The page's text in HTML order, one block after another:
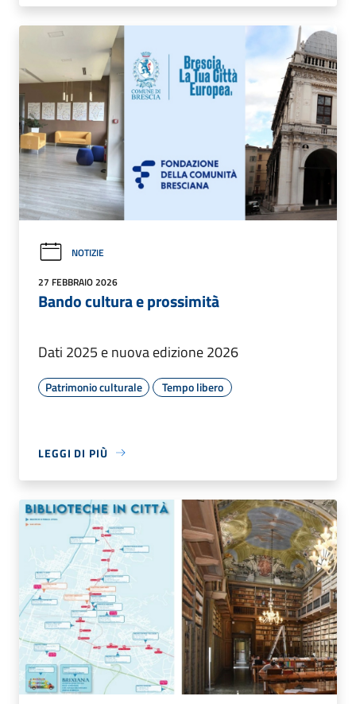
NOTIZIE
27 FEBBRAIO 2026
Bando cultura e prossimità
Dati 2025 e nuova edizione 2026
Patrimonio culturale Tempo libero
LEGGI DI PIÙ